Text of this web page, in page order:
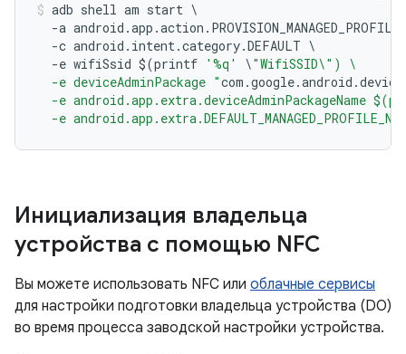
adb shell am start \
-a android .app .action . PROVISION_MANAGED_PROFILE
-c android . intent.category.DEFAULT \
-e wifiSsid $(printf '%q' \"WifiSSID\") \
-e deviceAdminPackage "com .google.android .
-e android.app.extra.deviceAdminPackageName
-e
Инициализация владельца
устройства с помощью NFC
Вы можете использовать NFC или облачные сервисы
для настройки подготовки владельца устройства (DO)
во время процесса заводской настройки устройства.